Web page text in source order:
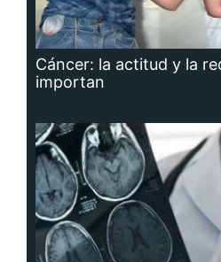
Cáncer: la actitud y la
importan